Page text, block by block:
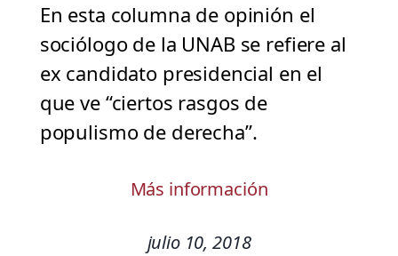
En esta columna de opinión el
sociólogo de la UNAB se refiere al
ex candidato presidencial en el
que ve “ciertos rasgos de
populismo de derecha”.
Más información
julio 10, 2018